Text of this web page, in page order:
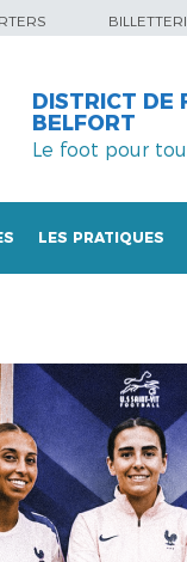
DISTRICT DE
BELFORT
Le foot pour
LES PRATIQUES